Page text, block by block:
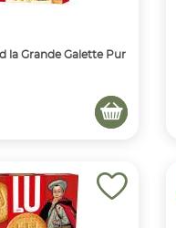
la Grande Galette Pur